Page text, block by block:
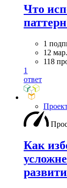
Что
1
12 мар.
118
1
ответ
Как